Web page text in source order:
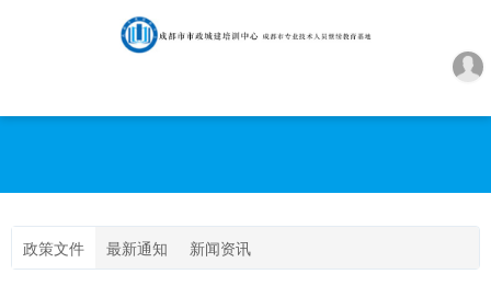
政策文件 最新通知 新闻资讯